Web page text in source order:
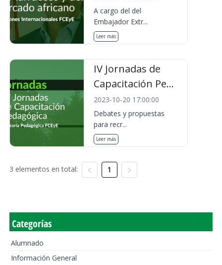
A cargo del del
Embajador Extr...
Leer más
IV Jornadas de
Capacitación Pe...
2023-10-20 17:00:00
Debates y propuestas
para recr...
Leer más
3 elementos en total: 1
Categorías
Alumnado
Información General